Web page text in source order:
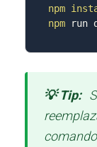
npm
npm run
💡 Tip: